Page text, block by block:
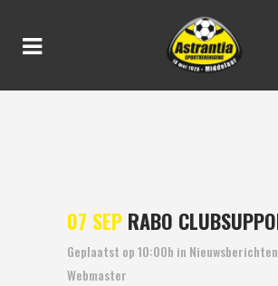
07 SEP RABO
Geplaatst op 10:00h in Nieuwsberichten
Webmaster